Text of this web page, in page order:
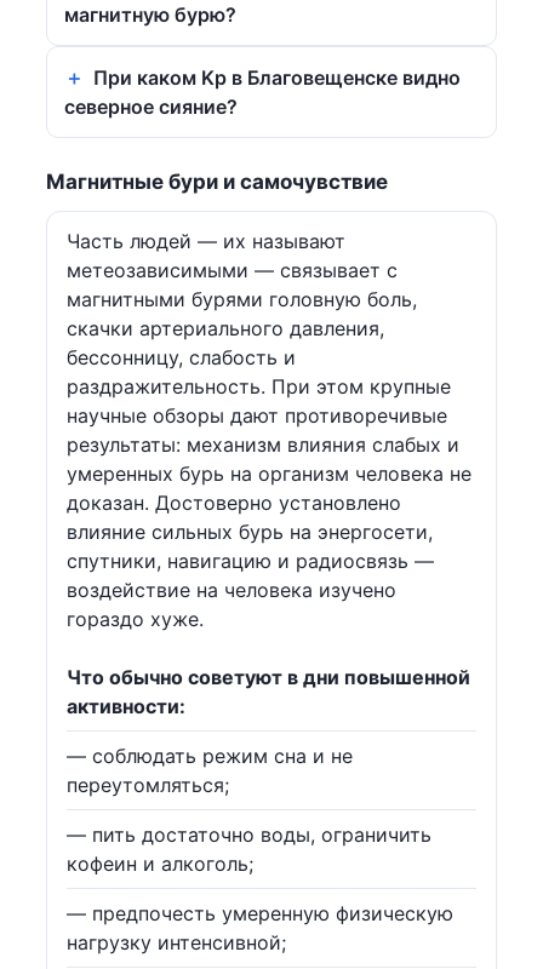
магнитную бурю?
При каком Kp в Благовещенске видно
северное сияние?
Магнитные бури и самочувствие
Часть людей — их называют
метеозависимыми — связывает с
магнитными бурями головную боль,
скачки артериального давления,
бессонницу, слабость и
раздражительность. При этом крупные
научные обзоры дают противоречивые
результаты: механизм влияния слабых и
умеренных бурь на организм человека не
доказан. Достоверно установлено
влияние сильных бурь на энергосети,
спутники, навигацию и радиосвязь —
воздействие на человека изучено
гораздо хуже.
Что обычно советуют в дни повышенной
активности:
— соблюдать режим сна и не
переутомляться;
— пить достаточно воды, ограничить
кофеин и алкоголь;
— предпочесть умеренную физическую
нагрузку интенсивной;